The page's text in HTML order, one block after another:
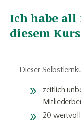
Ich habe all
diesem
Dieser
zeitlich
20